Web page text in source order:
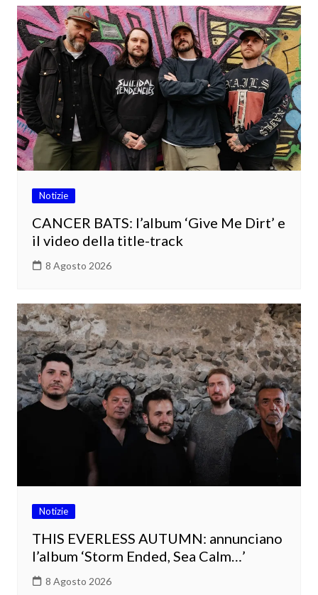
Notizie
CANCER BATS: l’album ‘Give Me Dirt’ e
il video della title-track
8 Agosto 2026
Notizie
THIS EVERLESS AUTUMN: annunciano
l’album ‘Storm Ended, Sea Calm…’
8 Agosto 2026